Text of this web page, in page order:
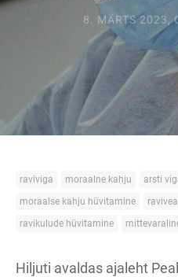
8. MÄRTS 2023,
raviviga moraalne kahju arsti
moraalse kahju hüvitamine
ravikulude hüvitamine
Hiljuti avaldas ajaleht